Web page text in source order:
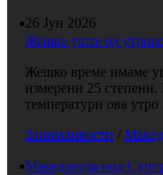
26 Јун 2026
Жешко уште од
Жешко време имаме
измерени 25 степени.
температури ова
Занимливости /
Македонија под